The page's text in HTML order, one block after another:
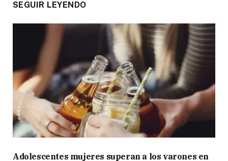
SEGUIR LEYENDO
Adolescentes mujeres superan a los varones en